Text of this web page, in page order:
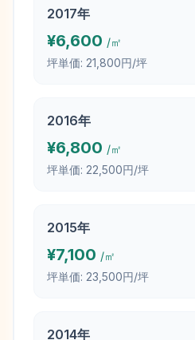
2017年
¥6,600 /㎡
坪単価: 21,800円/坪
2016年
¥6,800 /㎡
坪単価: 22,500円/坪
2015年
¥7,100 /㎡
坪単価: 23,500円/坪
2014年